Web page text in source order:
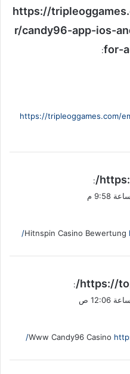
https://
r/candy96-app-ios-
for-
:
https://tripleoggames.com/
:
Hitnspin Casino Bewertung
https://
:
Www Candy96 Casino